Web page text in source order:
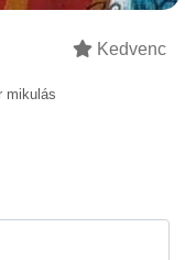
Kedvenc
mikulás